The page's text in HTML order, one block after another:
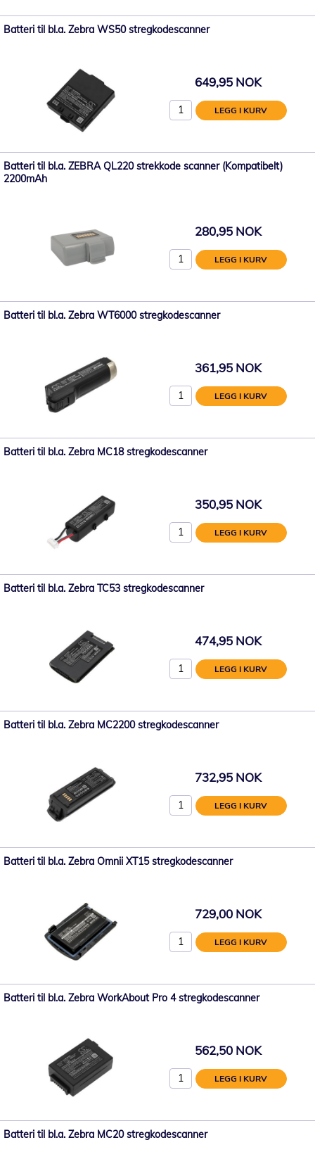
Batteri til bl.a. Zebra WS50 stregkodescanner
649,95 NOK
LEGG I KURV
Batteri til bl.a. ZEBRA QL220 strekkode scanner (Kompatibelt)
2200mAh
280,95 NOK
LEGG I KURV
Batteri til bl.a. Zebra WT6000 stregkodescanner
361,95 NOK
LEGG I KURV
Batteri til bl.a. Zebra MC18 stregkodescanner
350,95 NOK
LEGG I KURV
Batteri til bl.a. Zebra TC53 stregkodescanner
474,95 NOK
LEGG I KURV
Batteri til bl.a. Zebra MC2200 stregkodescanner
732,95 NOK
LEGG I KURV
Batteri til bl.a. Zebra Omnii XT15 stregkodescanner
729,00 NOK
LEGG I KURV
Batteri til bl.a. Zebra WorkAbout Pro 4 stregkodescanner
562,50 NOK
LEGG I KURV
Batteri til bl.a. Zebra MC20 stregkodescanner